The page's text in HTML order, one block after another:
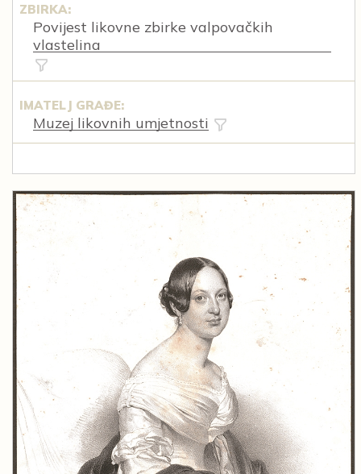
ZBIRKA:
Povijest likovne zbirke valpovačkih
vlastelina
IMATELJ GRAĐE:
Muzej likovnih umjetnosti